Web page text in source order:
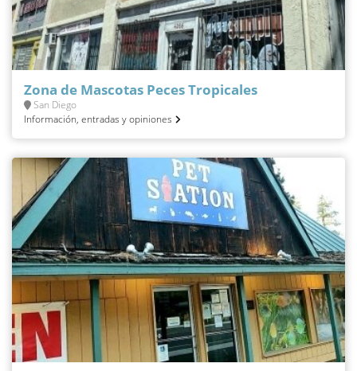
Zona de Mascotas Peces Tropicales
San Diego
Información, entradas y opiniones